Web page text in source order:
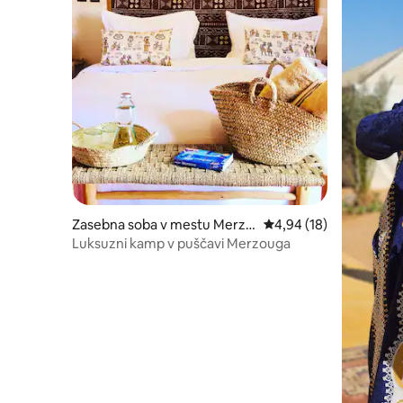
Zasebna soba v mestu Merzo
uga
Povprečna ocena:
4,94 (18)
Luksuzni kamp v puščavi Merzouga